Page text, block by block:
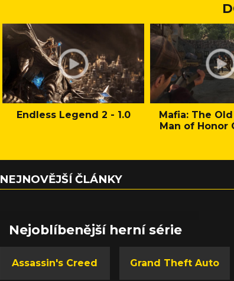
Endless Legend 2 - 1.0
Mafia: The
Man of Honor
NEJNOVĚJŠÍ ČLÁNKY
Nejoblíbenější herní série
Assassin's Creed Grand Theft Auto